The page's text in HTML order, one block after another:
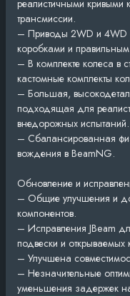
реалистичными кривыми
трансмиссии.
– Приводы 2WD и 4WD
коробками и
– В комплекте колеса в
кастомные комплекты
– Большая,
подходящая для
внедорожных испытаний.
– Сбалансированная
вождения в BeamNG.
Обновление и
– Общие улучшения и
компонентов.
– Исправления JBeam
подвески и открываемых
– Улучшена
– Незначительные
уменьшения задержек